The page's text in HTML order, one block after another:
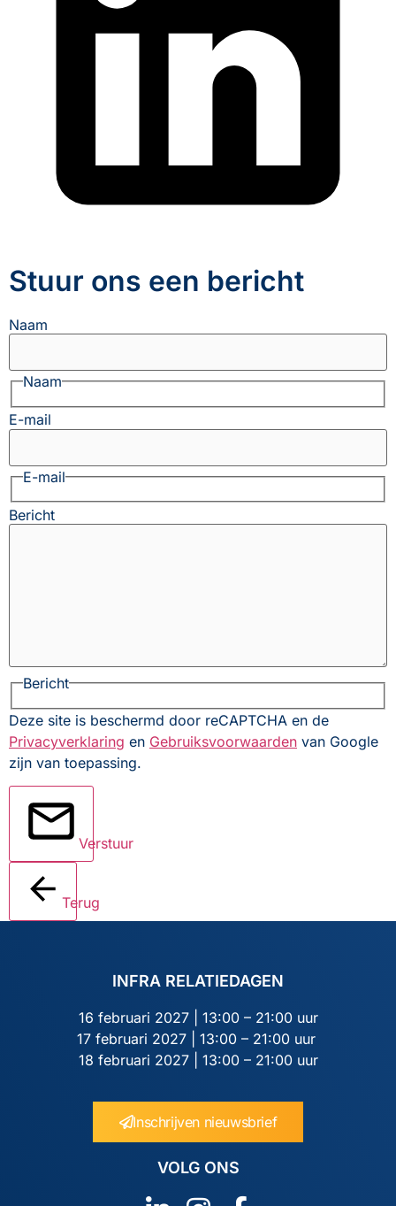
Stuur ons een bericht
Naam
Naam
E-mail
E-mail
Bericht
Bericht
Deze site is beschermd door reCAPTCHA en de
Privacyverklaring en Gebruiksvoorwaarden van Google
zijn van toepassing.
Verstuur
Terug
INFRA RELATIEDAGEN
16 februari 2027 | 13:00 – 21:00 uur
17 februari 2027 | 13:00 – 21:00 uur
18 februari 2027 | 13:00 – 21:00 uur
Inschrijven nieuwsbrief
VOLG ONS